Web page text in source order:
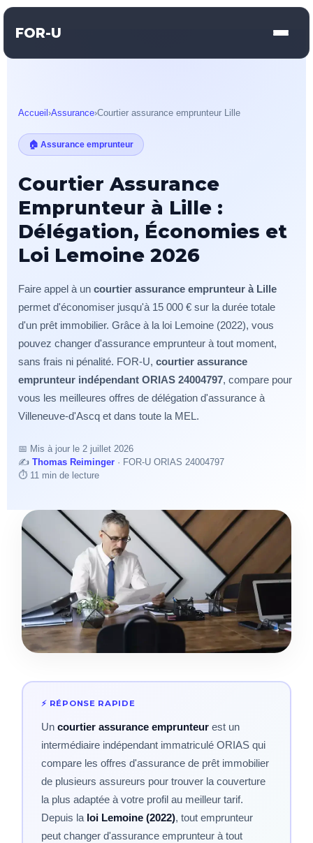
FOR-U
Accueil ›Assurance›Courtier assurance emprunteur Lille
🏠 Assurance emprunteur
Courtier Assurance
Emprunteur à Lille :
Délégation, Économies et
Loi Lemoine 2026
Faire appel à un courtier assurance emprunteur à Lille
permet d'économiser jusqu'à 15 000 € sur la durée totale
d'un prêt immobilier. Grâce à la loi Lemoine (2022), vous
pouvez changer d'assurance emprunteur à tout moment,
sans frais ni pénalité. FOR-U, courtier assurance
emprunteur indépendant ORIAS 24004797, compare pour
vous les meilleures offres de délégation d'assurance à
Villeneuve-d'Ascq et dans toute la MEL.
📅 Mis à jour le 2 juillet 2026
✍️ Thomas Reiminger · FOR-U ORIAS 24004797
⏱️ 11 min de lecture
Uncourtier assurance emprunteur est un
intermédiaire indépendant immatriculé ORIAS qui
compare les offres d'assurance de prêt immobilier
de plusieurs assureurs pour trouver la couverture
la plus adaptée à votre profil au meilleur tarif.
Depuis la loi Lemoine (2022), tout emprunteur
peut changer d'assurance emprunteur à tout